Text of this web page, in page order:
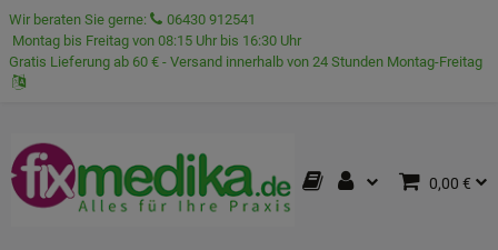
Wir beraten Sie gerne:
06430 912541
Montag bis Freitag von 08:15 Uhr bis 16:30 Uhr
Gratis Lieferung ab 60 € - Versand innerhalb von 24 Stunden Montag-Freitag
0,00 €